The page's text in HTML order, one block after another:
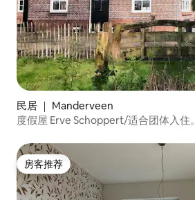
民居 ｜ Manderveen
度假屋 Erve Schoppert/适合团体入住。
房客推荐
房客推荐